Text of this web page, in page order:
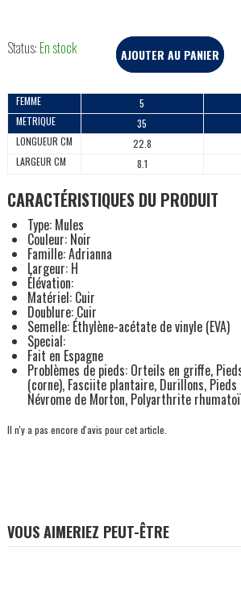
Status: En stock AJOUTER AU PANIER
FEMME 5
METRIQUE
35
LONGUEUR CM
22.8
LARGEUR CM
8.1
CARACTÉRISTIQUES DU PRODUIT
Type: Mules
Couleur: Noir
Famille: Adrianna
Largeur: H
Élévation:
Matériel: Cuir
Doublure: Cuir
Semelle: Éthylène-acétate de vinyle (EVA)
Special:
Fait en Espagne
Problèmes de pieds: Orteils en griffe,
(corne), Fasciite plantaire, Durillons, Pieds
Névrome de Morton, Polyarthrite
Il n'y a pas encore d'avis pour cet article.
VOUS AIMERIEZ PEUT-ÊTRE